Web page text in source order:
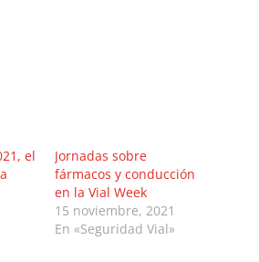
el
Jornadas sobre
fármacos y conducción
en la Vial Week
15 noviembre, 2021
En «Seguridad Vial»